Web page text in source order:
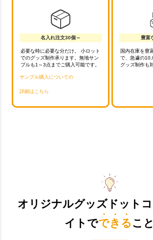
名入れ注文30個～
必要な時に必要な分だけ。 小ロット
でのグッズ制作承ります。無地サン
プルも1～3点までご購入可能です。
サンプル購入についての
詳細はこちら
豊富
国内在庫を豊
で、急遽の
グッズ制作も
オリジナルグッズドット
イトでできる こと